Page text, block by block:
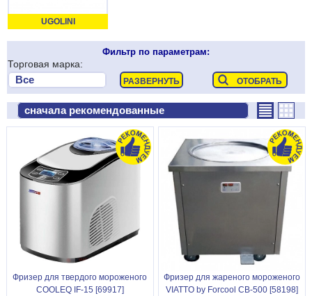
UGOLINI
Фильтр по параметрам:
Торговая марка:
Фризер для твердого мороженого
COOLEQ IF-15 [69917]
Фризер для жареного мороженого
VIATTO by Forcool CB-500 [58198]